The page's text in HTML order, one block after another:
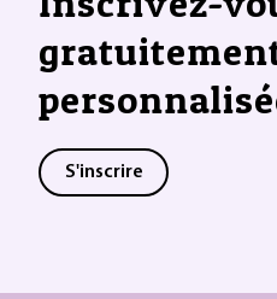
S'inscrire